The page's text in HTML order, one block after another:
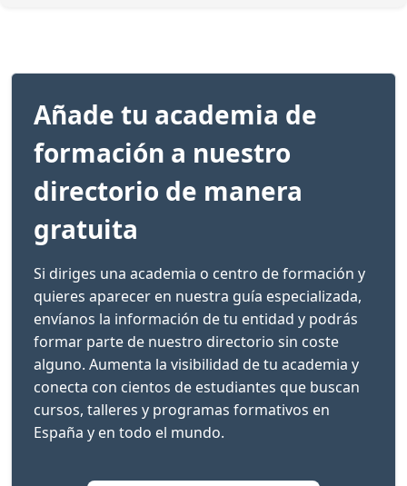
Añade tu academia de
formación a nuestro
directorio de manera
gratuita
Si diriges una academia o centro de formación y
quieres aparecer en nuestra guía especializada,
envíanos la información de tu entidad y podrás
formar parte de nuestro directorio sin coste
alguno. Aumenta la visibilidad de tu academia y
conecta con cientos de estudiantes que buscan
cursos, talleres y programas formativos en
España y en todo el mundo.